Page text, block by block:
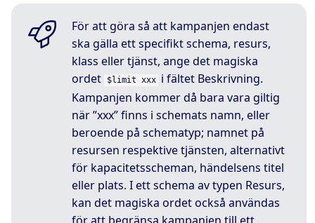
För att göra så att kampanjen endast
ska gälla ett specifikt schema, resurs,
klass eller tjänst, ange det magiska
ordet
$limit xxx i fältet Beskrivning.
Kampanjen kommer då bara vara giltig
när ”xxx” finns i schemats namn, eller
beroende på schematyp; namnet på
resursen respektive tjänsten, alternativt
för kapacitetsscheman, händelsens titel
eller plats. I ett schema av typen Resurs,
kan det magiska ordet också användas